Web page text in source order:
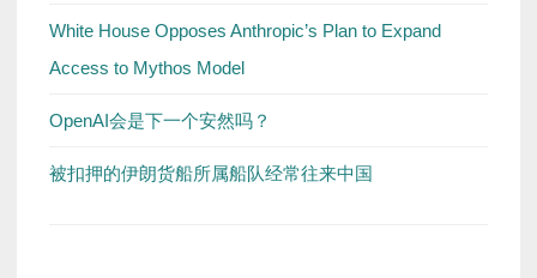
White House Opposes Anthropic’s Plan to Expand
Access to Mythos Model
OpenAI会是下一个安然吗？
被扣押的伊朗货船所属船队经常往来中国